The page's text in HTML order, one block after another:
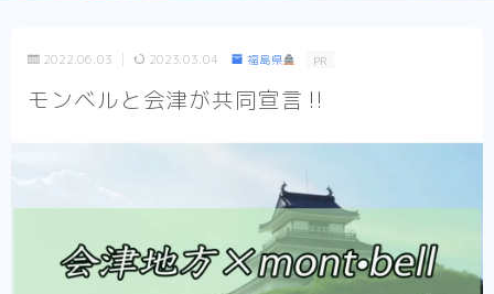
2022.06.03 2023.03.04 福島県 PR
モンベルと会津が共同宣言‼︎